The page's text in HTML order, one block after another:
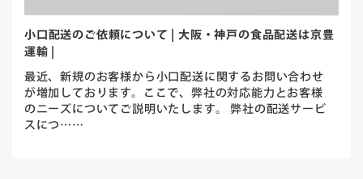
小口配送のご依頼について | 大阪・神戸の食品配送は京豊
運輸 |
最近、新規のお客様から小口配送に関するお問い合わせ
が増加しております。ここで、弊社の対応能力とお客様
のニーズについてご説明いたします。 弊社の配送サービ
スにつ……